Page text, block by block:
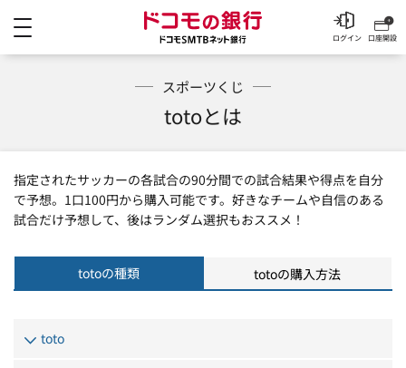
ドコモの銀行 ドコモ
口座開設
ログイン
スポーツくじ
totoとは
指定されたサッカーの各試合の90分間での試合結果や得点を自分
で予想。1口100円から購入可能です。好きなチームや自信のある
試合だけ予想して、後はランダム選択もおススメ！
totoの種類 totoの購入方法
toto